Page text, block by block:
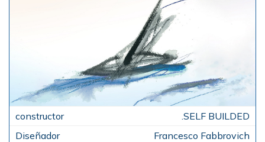
.SELF BUILDED
Francesco Fabbrovich